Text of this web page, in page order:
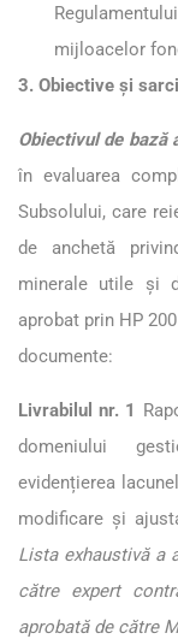
mijloacelor
3. Obiective și
Obiectivul de bază
în evaluarea
Subsolului, care
de anchetă
minerale utile și
aprobat prin HP
documente:
Livrabilul nr. 1
domeniului
evidențierea
modificare și
Lista exhaustivă a
către expert
aprobată de către